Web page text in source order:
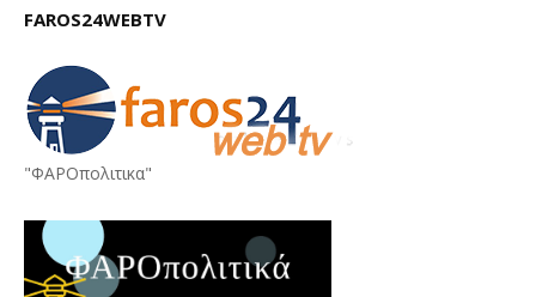
FAROS24WEBTV
"ΦΑΡΟπολιτικα"